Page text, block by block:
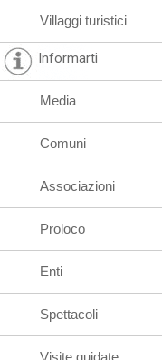
Villaggi turistici
Informarti
Media
Comuni
Associazioni
Proloco
Enti
Spettacoli
Visite guidate